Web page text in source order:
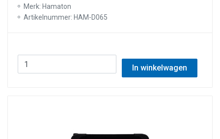
Merk: Hamaton
Artikelnummer: HAM-D065
In winkelwagen